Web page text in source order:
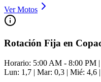
VerMotos
Rotación Fija en
Horario: 5:00 AM - 8:00 PM
Lun: 1,7 | Mar: 0,3 | Mié: 4,6